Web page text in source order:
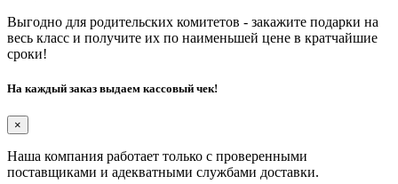
Выгодно для родительских комитетов - закажите подарки на
весь класс и получите их по наименьшей цене в кратчайшие
сроки!
На каждый заказ выдаем кассовый чек!
×
Наша компания работает только с проверенными
поставщиками и адекватными службами доставки.